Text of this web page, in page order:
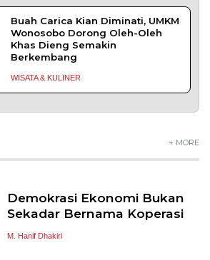
Buah Carica Kian Diminati, UMKM
Wonosobo Dorong Oleh-Oleh
Khas Dieng Semakin
Berkembang
WISATA & KULINER
+ MORE
Demokrasi Ekonomi Bukan
Sekadar Bernama Koperasi
M. Hanif Dhakiri